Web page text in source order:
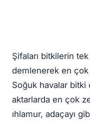
Şifaları bitkilerin
demlenerek en çok
Soğuk havalar bitki
aktarlarda en çok
ıhlamur, adaçayı